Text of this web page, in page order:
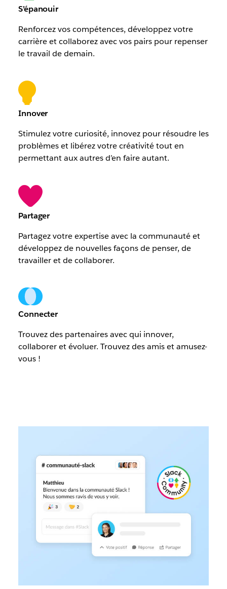
S’épanouir
Renforcez vos compétences, développez votre
carrière et collaborez avec vos pairs pour repenser
le travail de demain.
Innover
Stimulez votre curiosité, innovez pour résoudre les
problèmes et libérez votre créativité tout en
permettant aux autres d’en faire autant.
Partager
Partagez votre expertise avec la communauté et
développez de nouvelles façons de penser, de
travailler et de collaborer.
Connecter
Trouvez des partenaires avec qui innover,
collaborer et évoluer. Trouvez des amis et amusez-
vous !